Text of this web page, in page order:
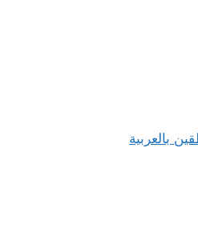
بالعربية